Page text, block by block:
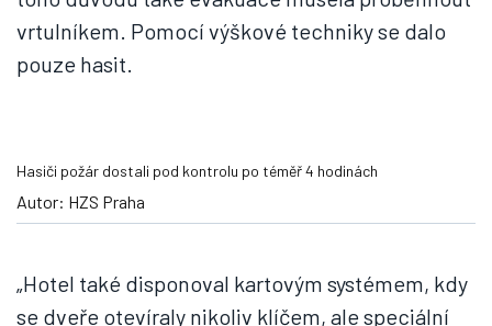
se dveře otevíraly nikoliv klíčem, ale speciální
kartou. Dým alepoškodil čidla u dveří, takže
nefungovaly
nedostatků, který proces hašení a záchrany
životů komplikoval. V 90. letech se nicméně
se drží dodnes. „Nyní jsou kartové systémy
mnohem propracovanější.“